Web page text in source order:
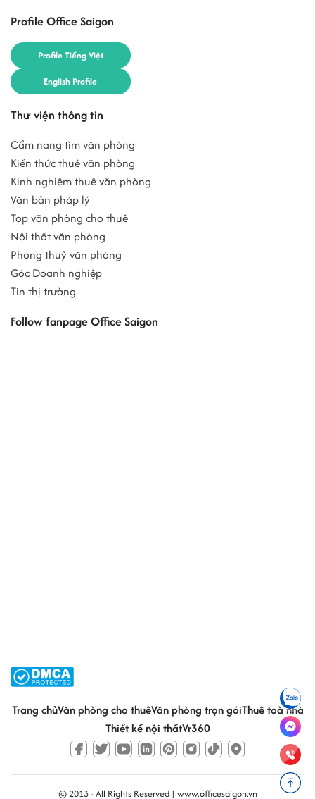
Profile Office Saigon
Profile Tiếng Việt
English Profile
Thư viện thông tin
Cẩm nang tìm văn phòng
Kiến thức thuê văn phòng
Kinh nghiệm thuê văn phòng
Văn bản pháp lý
Top văn phòng cho thuê
Nội thất văn phòng
Phong thuỷ văn phòng
Góc Doanh nghiệp
Tin thị trường
Follow fanpage Office Saigon
Trang chủVăn phòng cho thuêVăn phòng trọn góiThuê toà nhà
Thiết kế nội thấtVr360
© 2013 - All Rights Reserved | www.officesaigon.vn